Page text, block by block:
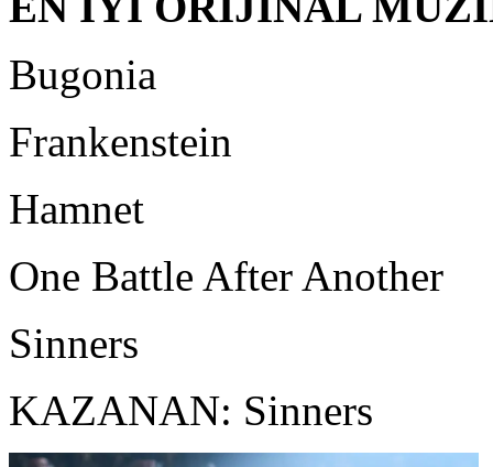
Bugonia
Frankenstein
Hamnet
One Battle After Another
Sinners
KAZANAN: Sinners